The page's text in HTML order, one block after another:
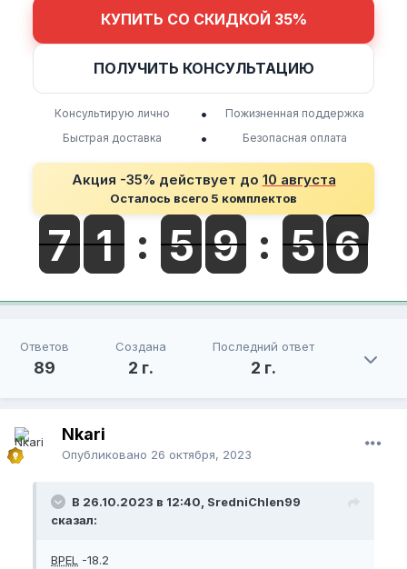
КУПИТЬ СО СКИДКОЙ 35%
ПОЛУЧИТЬ КОНСУЛЬТАЦИЮ
Консультирую лично •
Пожизненная поддержка
Быстрая доставка
• Безопасная оплата
Акция -35% действует до 10 августа
Осталось всего 5 комплектов
Ответов
89
Создана
2 г.
Последний ответ
2 г.
Nkari
Опубликовано 26 октября, 2023
В 26.10.2023 в 12:40, SredniChlen99
сказал:
BPEL -18.2